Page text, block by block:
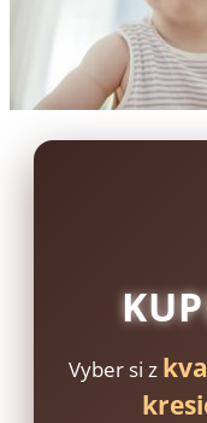
Vyber si z